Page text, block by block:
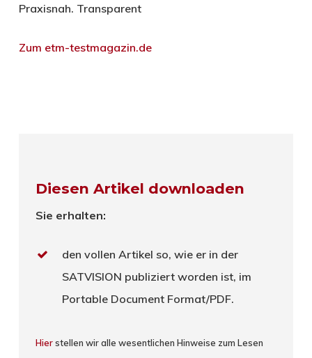
Praxisnah. Transparent
Zum etm-testmagazin.de
Diesen Artikel downloaden
Sie erhalten:
den vollen Artikel so, wie er in der
SATVISION publiziert worden ist, im
Portable Document Format/PDF.
Hierstellen wir alle wesentlichen Hinweise zum Lesen